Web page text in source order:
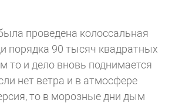
проведена колоссальная
порядка 90 тысяч квадратных
то и дело вновь поднимается
нет ветра и в атмосфере
то в морозные дни дым